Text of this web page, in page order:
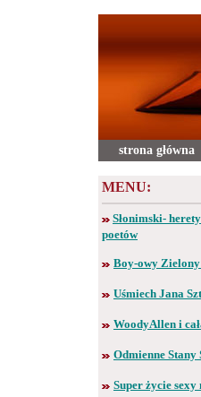
strona główna
MENU:
Słonimski-
poetów
Boy-owy
Uśmiech Jana
WoodyAllen i
Odmienne Stany
Super życie sexy